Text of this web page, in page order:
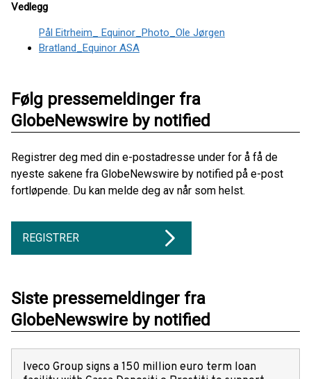
Vedlegg
Pål Eitrheim_ Equinor_Photo_Ole Jørgen
Bratland_Equinor ASA
Følg pressemeldinger fra
GlobeNewswire by notified
Registrer deg med din e-postadresse under for å få de
nyeste sakene fra GlobeNewswire by notified på e-post
fortløpende. Du kan melde deg av når som helst.
REGISTRER
Siste pressemeldinger fra
GlobeNewswire by notified
Iveco Group signs a 150 million euro term loan